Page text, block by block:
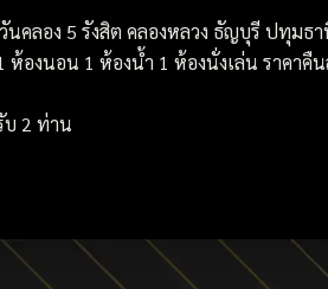
นคลอง 5 รังสิต คลองหลวง ธัญบุรี ปทุมธ
องนอน 1 ห้องน้ำ 1 ห้องนั่งเล่น ราคาคืน
บ 2 ท่าน